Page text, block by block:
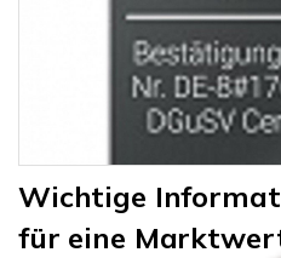
Wichtige
für eine